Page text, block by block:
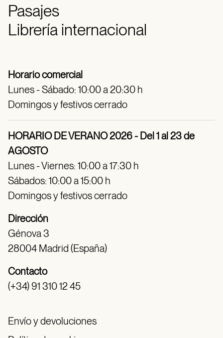
Pasajes
Librería internacional
Horario comercial
Lunes - Sábado: 10:00 a 20:30 h
Domingos y festivos cerrado
HORARIO DE VERANO 2026 - Del 1 al 23 de
AGOSTO
Lunes - Viernes: 10:00 a 17:30 h
Sábados: 10:00 a 15:00 h
Domingos y festivos cerrado
Dirección
Génova 3
28004 Madrid (España)
Contacto
(+34) 91 310 12 45
Envío y devoluciones